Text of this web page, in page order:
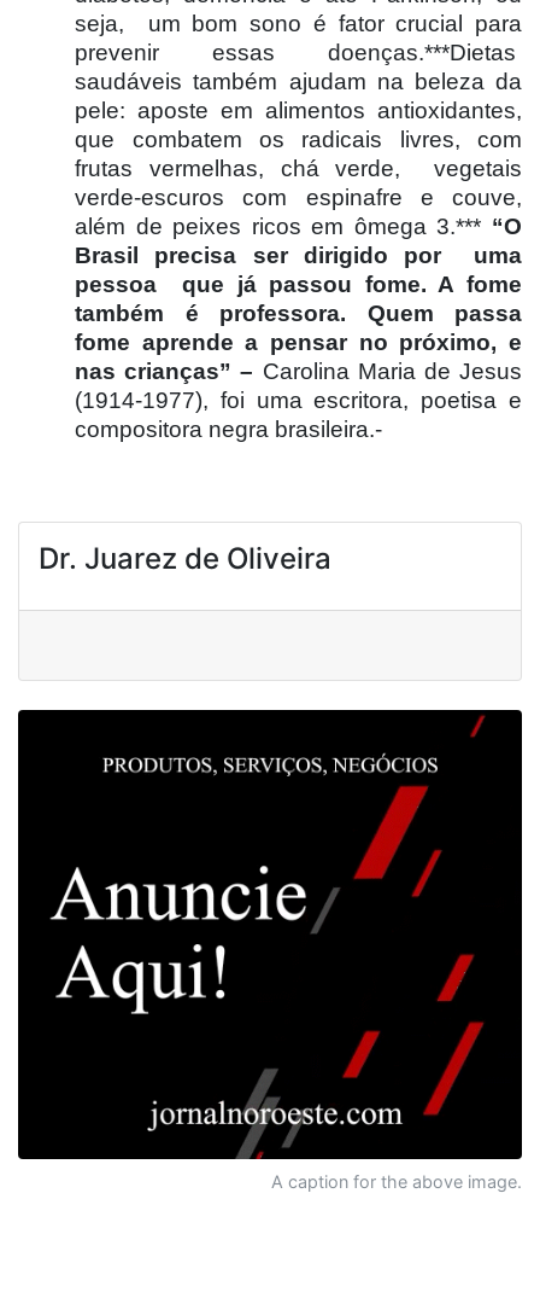
seja,
um bom sono é fator crucial para
prevenir essas doenças.***Dietas
saudáveis também ajudam na beleza da
pele: aposte em alimentos antioxidantes,
que combatem os radicais livres, com
frutas vermelhas, chá verde,
vegetais
verde-escuros com espinafre e couve,
além de peixes ricos em ômega 3.*** “O
Brasil precisa ser dirigido por
uma
pessoa
que já passou fome. A fome
também é professora. Quem passa
fome aprende a pensar no próximo, e
nas crianças” – Carolina Maria de Jesus
(1914-1977), foi uma escritora, poetisa e
compositora negra brasileira.-
Dr. Juarez de Oliveira
A caption for the above image.